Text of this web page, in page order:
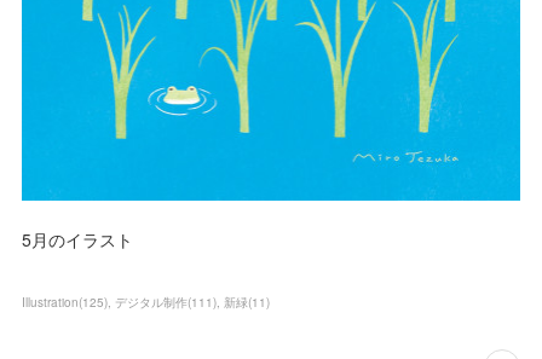
5月のイラスト
Illustration(125) デジタル制作(111) 新緑(11)